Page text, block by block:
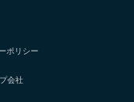
ポリシー
会社